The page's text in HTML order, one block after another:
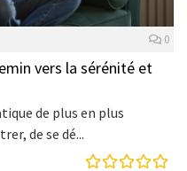
0
vers la sérénité et
de plus en plus
de se dé...